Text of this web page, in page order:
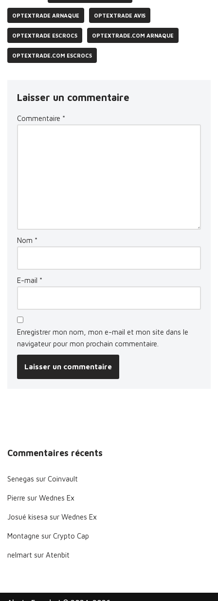
OPTEXTRADE ARNAQUE OPTEXTRADE AVIS
OPTEXTRADE ESCROCS OPTEXTRADE.COM ARNAQUE
OPTEXTRADE.COM ESCROCS
Laisser un commentaire
Commentaire *
Nom *
E-mail *
Enregistrer mon nom, mon e-mail et mon site dans le
navigateur pour mon prochain commentaire.
Commentaires récents
Senegas sur Coinvault
Pierre sur Wednes Ex
Josué kisesa sur Wednes Ex
Montagne sur Crypto Cap
nelmart sur Atenbit